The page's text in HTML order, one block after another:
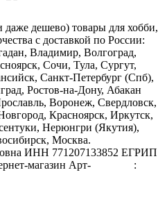
даже дешево) товары для хобби,
с доставкой по России:
Владимир, Волгоград,
Сочи, Тула, Сургут,
Санкт-Петербург (Спб),
Ростов-на-Дону, Абакан
Воронеж, Свердловск,
Красноярск, Иркутск,
Нерюнгри (Якутия),
Москва.
ИНН 771207133852 ЕГРИП
магазин Арт-
: